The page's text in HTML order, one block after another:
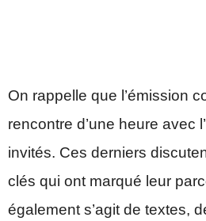
On rappelle que l’émission
rencontre d’une heure avec
invités. Ces derniers
clés qui ont marqué leur
également s’agit de textes,